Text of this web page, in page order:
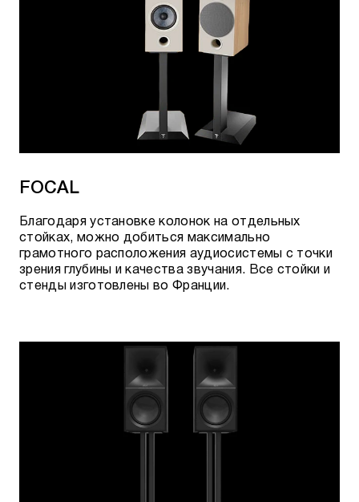
FOCAL
Благодаря установке колонок на отдельных
стойках, можно добиться максимально
грамотного расположения аудиосистемы с точки
зрения глубины и качества звучания. Все стойки и
стенды изготовлены во Франции.